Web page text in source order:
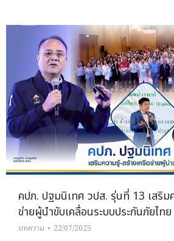
คปภ. ปฐมนิเทศ วปส. รุ่นที่ 13 เสริม
ข่ายผู้นำขับเคลื่อนระบบประกันภัยไทย
บทความ 22/07/2025